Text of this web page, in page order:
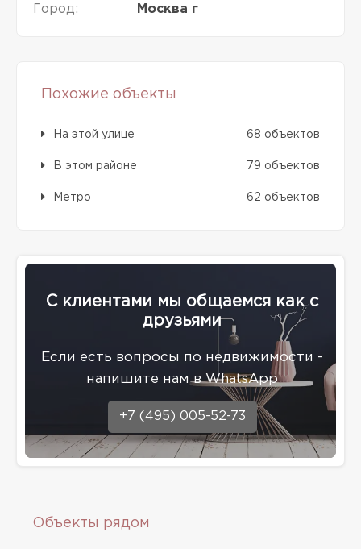
Город: Москва г
Похожие объекты
На этой улице 68 объектов
В этом районе 79 объектов
Метро 62 объектов
С клиентами мы общаемся как с
друзьями
Eсли есть вопросы по недвижимости -
напишите нам в WhatsApp
+7 (495) 005-52-73
Объекты рядом